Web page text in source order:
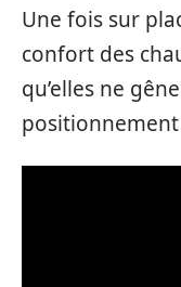
Une fois sur
confort des
qu’elles ne